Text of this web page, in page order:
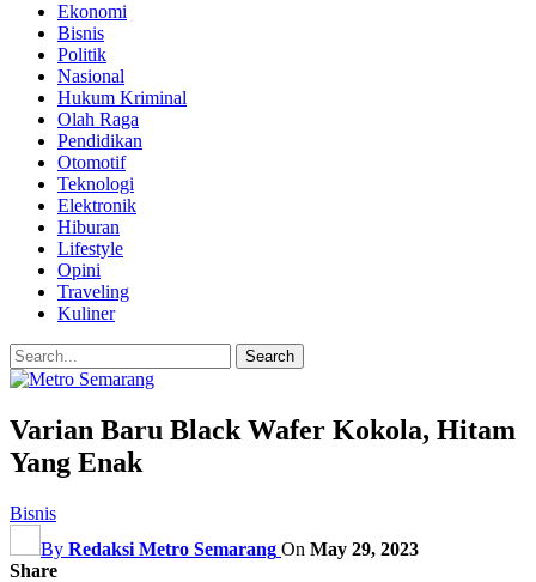
Ekonomi
Bisnis
Politik
Nasional
Hukum Kriminal
Olah Raga
Pendidikan
Otomotif
Teknologi
Elektronik
Hiburan
Lifestyle
Opini
Traveling
Kuliner
Varian Baru Black Wafer Kokola, Hitam
Yang Enak
Bisnis
By Redaksi Metro Semarang On May 29, 2023
Share